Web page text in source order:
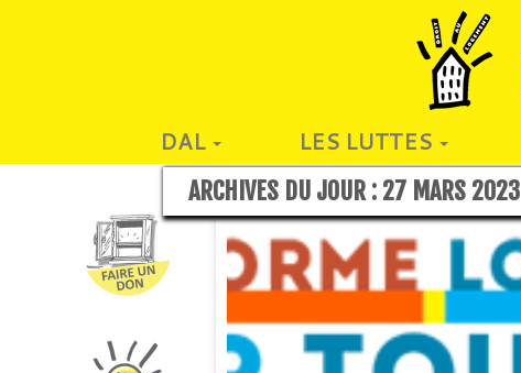
DAL LES LUTTES
ARCHIVES DU JOUR : 27 MARS 2023